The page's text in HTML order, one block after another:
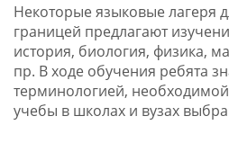
Некоторые языковые лагеря
границей предлагают
история, биология, физика,
пр. В ходе обучения ребята
терминологией,
учебы в школах и вузах